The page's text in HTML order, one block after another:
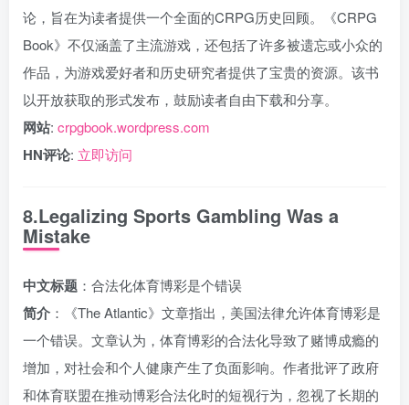
论，旨在为读者提供一个全面的CRPG历史回顾。《CRPG
Book》不仅涵盖了主流游戏，还包括了许多被遗忘或小众的
作品，为游戏爱好者和历史研究者提供了宝贵的资源。该书
以开放获取的形式发布，鼓励读者自由下载和分享。
网站: crpgbook.wordpress.com
HN评论: 立即访问
8.Legalizing Sports Gambling Was a
Mistake
中文标题 ：合法化体育博彩是个错误
简介 ：《The Atlantic》文章指出，美国法律允许体育博彩是
一个错误。文章认为，体育博彩的合法化导致了赌博成瘾的
增加，对社会和个人健康产生了负面影响。作者批评了政府
和体育联盟在推动博彩合法化时的短视行为，忽视了长期的